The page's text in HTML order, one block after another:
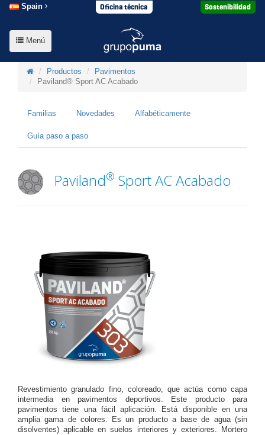
Spain Oficina técnica Sostenibilidad
Menú
Productos
Pavimentos
Paviland® Sport AC Acabado
Familias Novedades Alfabéticamente
Guía paso a paso
Paviland® Sport AC Acabado
Revestimiento granulado fino, coloreado, que actúa como capa
intermedia en pavimentos deportivos. Este producto para
pavimentos tiene una fácil aplicación. Está disponible en una
amplia gama de colores. Es un producto a base de agua (sin
disolventes) aplicable en suelos interiores y exteriores. Mortero